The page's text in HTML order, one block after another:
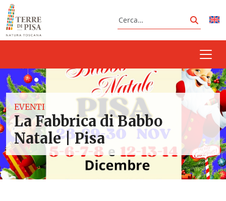
Vai al contenuto
Cerca
Cerca
EVENTI
La Fabbrica di Babbo
Natale | Pisa